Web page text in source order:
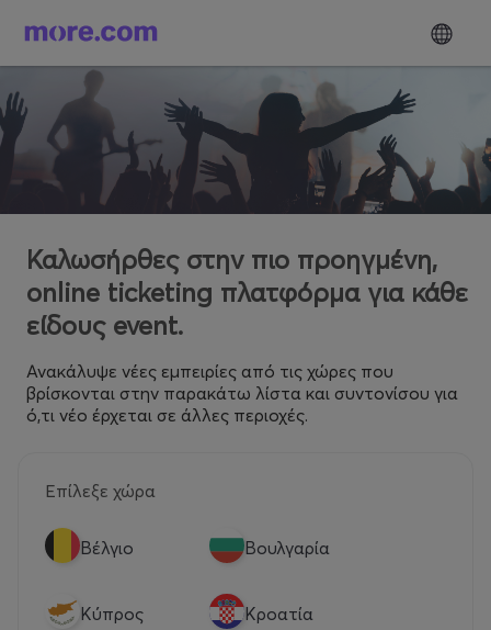
Καλωσήρθες στην πιο προηγμένη,
online ticketing πλατφόρμα για κάθε
είδους event.
Ανακάλυψε νέες εμπειρίες από τις χώρες που
βρίσκονται στην παρακάτω λίστα και συντονίσου για
ό,τι νέο έρχεται σε άλλες περιοχές.
Επίλεξε χώρα
Βέλγιο Βουλγαρία
Κύπρος Κροατία